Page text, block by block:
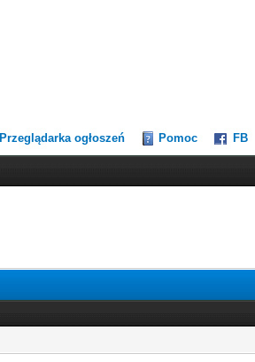
Przeglądarka ogłoszeń Pomoc FB